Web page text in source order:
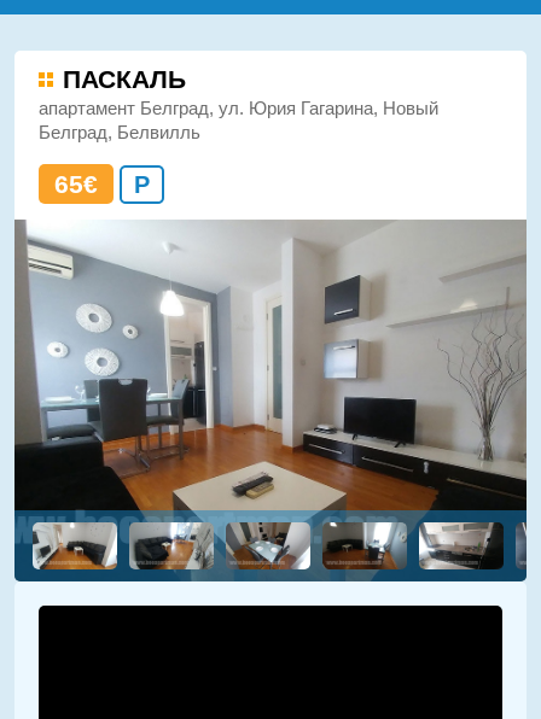
ПАСКАЛЬ
апартамент Белград, ул. Юрия Гагарина, Новый
Белград, Белвилль
65€ P